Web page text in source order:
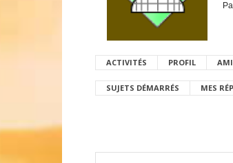
ACTIVITÉS PROFIL
SUJETS DÉMARRÉS MES